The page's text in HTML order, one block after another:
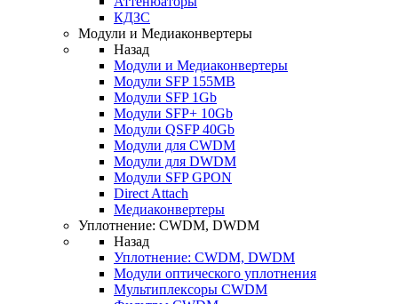
КДЗС
Модули и Медиаконвертеры
Назад
Модули и Медиаконвертеры
Модули SFP 155MB
Модули SFP 1Gb
Модули SFP+ 10Gb
Модули QSFP 40Gb
Модули для CWDM
Модули для DWDM
Модули SFP GPON
Direct Attach
Медиаконвертеры
Уплотнение: CWDM, DWDM
Назад
Уплотнение: CWDM, DWDM
Модули оптического уплотнения
Мультиплексоры CWDM